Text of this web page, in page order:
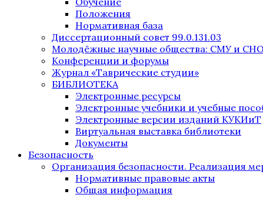
Положения
Нормативная база
Диссертационный совет 99.0.131.03
Молодёжные научные общества: СМУ и СНО
Конференции и форумы
Журнал «Таврические студии»
БИБЛИОТЕКА
Электронные ресурсы
Электронные учебники и учебные
Электронные версии изданий КУКИиТ
Виртуальная выставка библиотеки
Документы
Безопасность
Организация безопасности. Реализация
Нормативные правовые акты
Общая информация